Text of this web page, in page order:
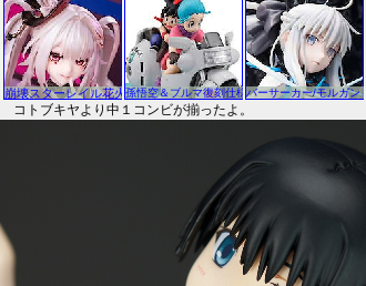
コトブキヤより中１コンビが揃ったよ。